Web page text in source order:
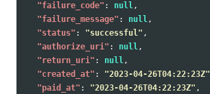
"failure_code" : null,
"failure_message" : null,
"status" : "successful" ,
"authorize_uri" : null,
"return_uri" : null,
"created_at" : "2023-04-26T04:22:23Z"
"paid_at" : "2023-04-26T04:22:23Z" ,